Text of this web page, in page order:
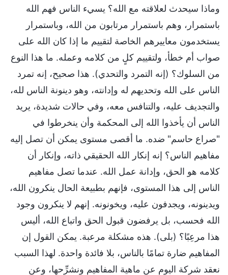
وماذا سيحدث لعلاقته مع الله؟ يسيء الناس فهم الله
باستمرار، وهم باستمرار مرتابون من الله، وباستمرار
يستخدمون معاييرهم الخاصة لتقييم ما إذا كان الله على
صواب أم خطأ، ولتقييم كلٍ من كلامه وعمله. ما هذا النوع
من السلوك؟ (إنه التمرد والتحدي). هذا صحيح، إنه تمرد
الناس على الله وتحديهم له وإدانته، وهو دينونة الناس لله،
والتجديف عليه، والتنافس معه، وفي حالات شديدة، يريد
الناس أن يأخذوا الله إلى المحكمة وأن ينخرطوا في
"صراع حاسم" ضده. ما أقصى مستوى يمكن أن تصل إليه
مفاهيم الناس؟ إنه إنكار الله الحقيقي ذاته، وإنكار أن
كلامه هو الحق، وإدانة عمل الله. عندما تصل مفاهيم
الناس إلى هذا المستوى، فإنهم بطبيعة الحال ينكرون الله،
ويدينونه، ويجدفون عليه، ويخونونه. إنهم لا ينكرون وجود
الله فحسب، بل يرفضون قبول الحق واتباع الله، أليس
هذا مرعِبًا؟ (بلى). هذه مشكلة مرعبة. يمكن القول إن
المفاهيم ضارة تمامًا بالناس، بلا فائدة واحدة. لهذا السبب
نعقد شركة اليوم عن ماهية المفاهيم ونشرِّحها، وعن